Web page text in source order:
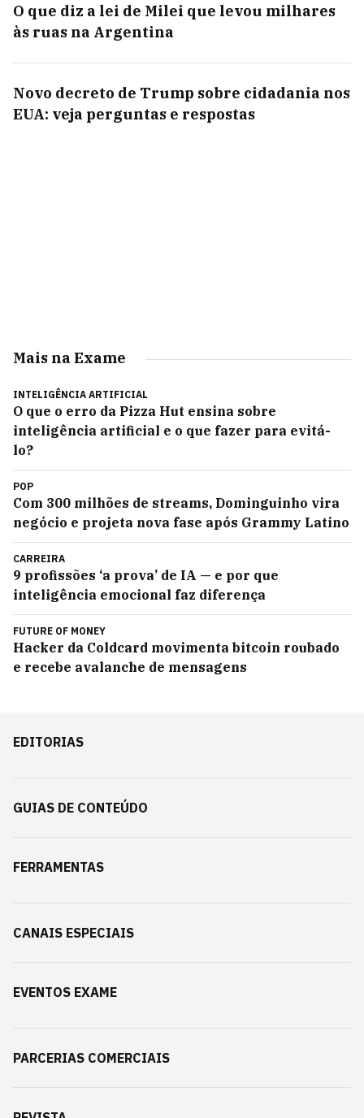
O que diz a lei de Milei que levou milhares
às ruas na Argentina
Novo decreto de Trump sobre cidadania nos
EUA: veja perguntas e respostas
Mais na Exame
INTELIGÊNCIA ARTIFICIAL
O que o erro da Pizza Hut ensina sobre
inteligência artificial e o que fazer para evitá-
lo?
POP
Com 300 milhões de streams, Dominguinho vira
negócio e projeta nova fase após Grammy Latino
CARREIRA
9 profissões ‘a prova’ de IA — e por que
inteligência emocional faz diferença
FUTURE OF MONEY
Hacker da Coldcard movimenta bitcoin roubado
e recebe avalanche de mensagens
EDITORIAS
GUIAS DE CONTEÚDO
FERRAMENTAS
CANAIS ESPECIAIS
EVENTOS EXAME
PARCERIAS COMERCIAIS